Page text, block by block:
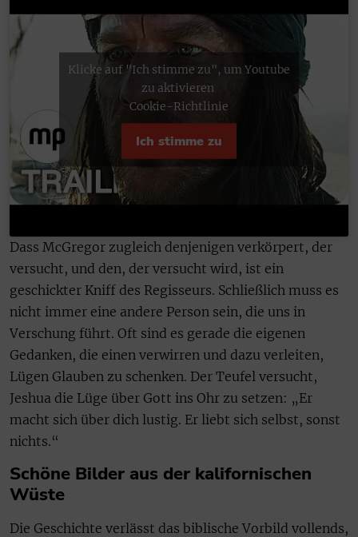
Klicke auf "Ich stimme zu", um Youtube
zu aktivieren
Cookie-Richtlinie
Ich stimme zu
Dass McGregor zugleich denjenigen verkörpert, der
versucht, und den, der versucht wird, ist ein
geschickter Kniff des Regisseurs. Schließlich muss es
nicht immer eine andere Person sein, die uns in
Verschung führt. Oft sind es gerade die eigenen
Gedanken, die einen verwirren und dazu verleiten,
Lügen Glauben zu schenken. Der Teufel versucht,
Jeshua die Lüge über Gott ins Ohr zu setzen: „Er
macht sich über dich lustig. Er liebt sich selbst, sonst
nichts.“
Schöne Bilder aus der kalifornischen
Wüste
Die Geschichte verlässt das biblische Vorbild vollends,